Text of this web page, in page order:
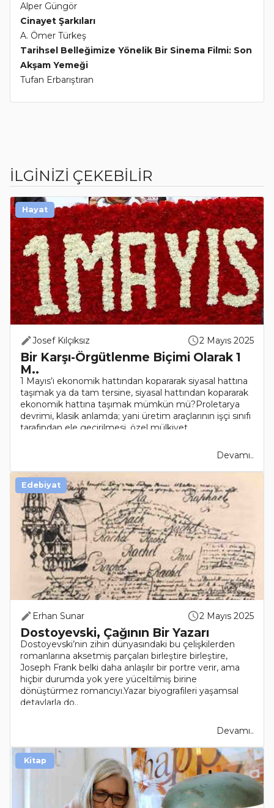
Alper Güngör
Cinayet Şarkıları
A. Ömer Türkeş
Tarihsel Belleğimize Yönelik Bir Sinema Filmi: Son
Akşam Yemeği
Tufan Erbarıştıran
İLGİNİZİ ÇEKEBİLİR
Josef Kılçıksız 2 Mayıs 2025
Bir Karşı-Örgütlenme Biçimi Olarak 1
M..
1 Mayıs’ı ekonomik hattından kopararak siyasal hattına
taşımak ya da tam tersine, siyasal hattından kopararak
ekonomik hattına taşımak mümkün mü?Proletarya
devrimi, klasik anlamda; yani üretim araçlarının işçi sınıfı
tarafından ele geçirilmesi, özel mülkiyet..
Devamı..
Hayat
Erhan Sunar 2 Mayıs 2025
Dostoyevski, Çağının Bir Yazarı
Dostoyevski’nin zihin dünyasındaki bu çelişkilerden
romanlarına aksetmiş parçaları birleştire birleştire,
Joseph Frank belki daha anlaşılır bir portre verir, ama
hiçbir durumda yok yere yüceltilmiş birine
dönüştürmez romancıyı.Yazar biyografileri yaşamsal
detaylarla do..
Devamı..
Edebiyat
Kitap